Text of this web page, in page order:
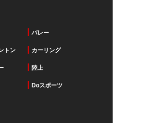
バレー
トン カーリング
陸上
Doスポーツ